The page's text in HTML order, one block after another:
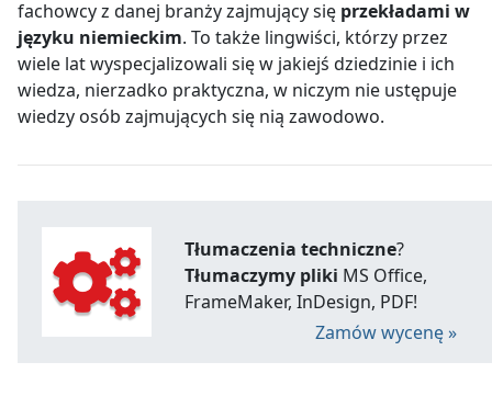
fachowcy z danej branży zajmujący się przekładami w
języku niemieckim. To także lingwiści, którzy przez
wiele lat wyspecjalizowali się w jakiejś dziedzinie i ich
wiedza, nierzadko praktyczna, w niczym nie ustępuje
wiedzy osób zajmujących się nią zawodowo.
Tłumaczenia techniczne?
Tłumaczymy pliki MS Office,
FrameMaker, InDesign, PDF!
Zamów wycenę »